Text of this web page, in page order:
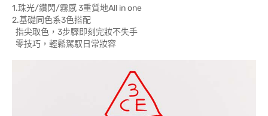
1.珠光/鑽閃/霧感 3重質地All in one
2.基礎同色系3色搭配
指尖取色，3步驟即刻完妝不失手
零技巧，輕鬆駕馭日常妝容